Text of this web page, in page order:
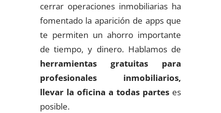
cerrar operaciones inmobiliarias ha
fomentado la aparición de apps que
te permiten un ahorro importante
de tiempo, y dinero. Hablamos de
herramientas gratuitas para
profesionales inmobiliarios,
llevar la oficina a todas partes es
posible.